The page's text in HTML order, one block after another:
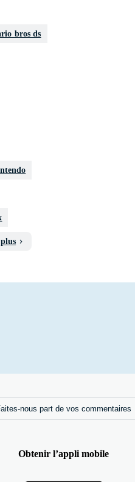
bros ds
nous part de vos commentaires
Obtenir l’appli mobile